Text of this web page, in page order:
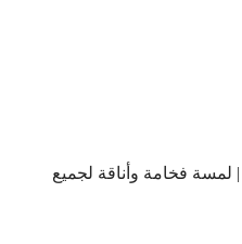
لمسة فخامة وأناقة لجميع